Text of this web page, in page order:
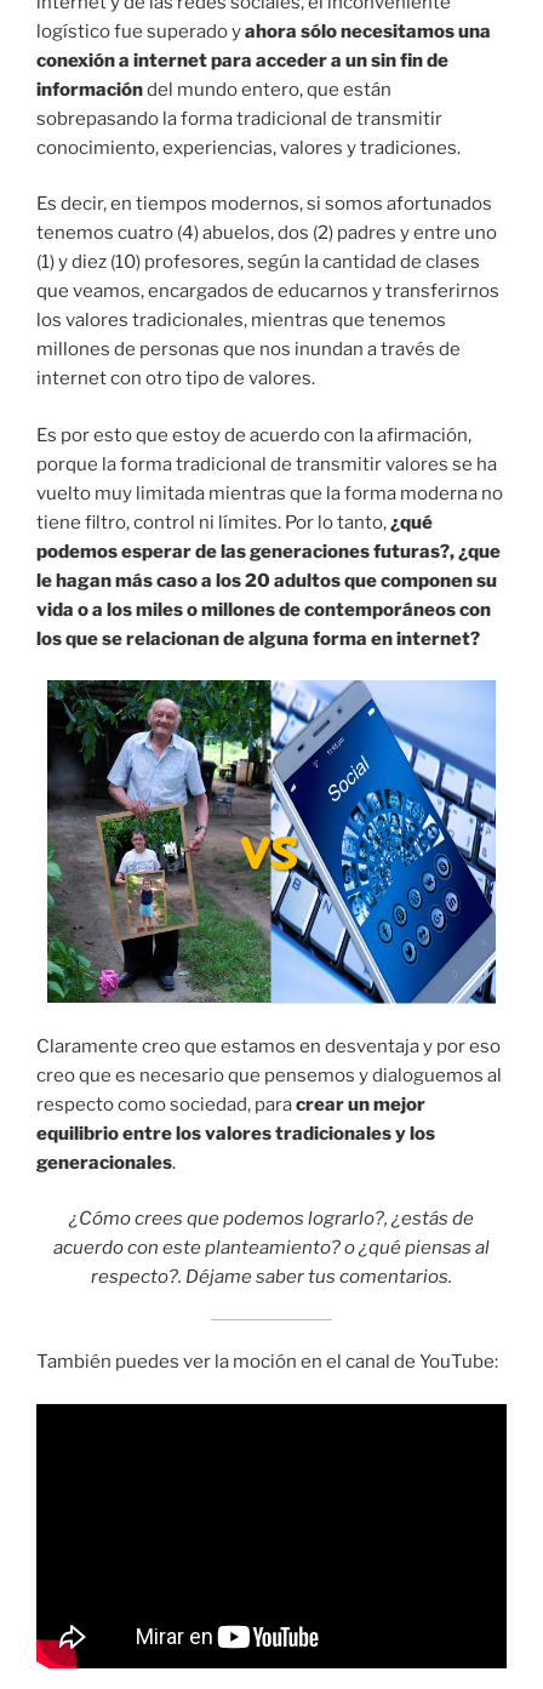
logístico fue superado yahora sólo necesitamos una
conexión a internet para acceder a un sin fin de
informacióndel mundo entero, que están
sobrepasando la forma tradicional de transmitir
conocimiento, experiencias, valores y tradiciones.
Es decir, en tiempos modernos, si somos afortunados
tenemos cuatro (4) abuelos, dos (2) padres y entre uno
(1) y diez (10) profesores, según la cantidad de clases
que veamos, encargados de educarnos y transferirnos
los valores tradicionales, mientras que tenemos
millones de personas que nos inundan a través de
internet con otro tipo de valores.
Es por esto que estoy de acuerdo con la afirmación,
porque la forma tradicional de transmitir valores se ha
vuelto muy limitada mientras que la forma moderna no
tiene filtro, control ni límites. Por lo tanto,¿qué
podemos esperar de las generaciones futuras?, ¿que
le hagan más caso a los 20 adultos que componen su
vida o a los miles o millones de contemporáneos con
los que se relacionan de alguna forma en internet?
Claramente creo que estamos en desventaja y por eso
creo que es necesario que pensemos y dialoguemos al
respecto como sociedad, paracrear un mejor
equilibrio entre los valores tradicionales y los
generacionales.
¿Cómo crees que podemos lograrlo?, ¿estás de
acuerdo con este planteamiento? o ¿qué piensas al
respecto?. Déjame saber tus comentarios.
También puedes ver la moción en el canal de YouTube: